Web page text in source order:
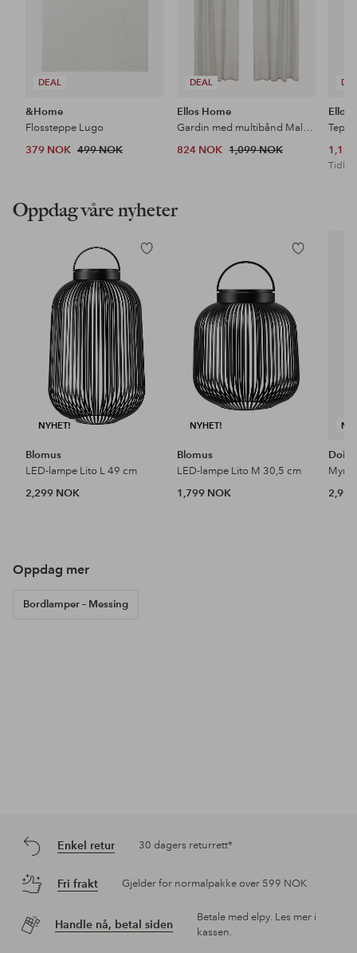
DEAL
&Home
Flossteppe Lugo
379 NOK 499 NOK
DEAL
Ellos Home
Gardin med multibånd Malva 2-pk i 100% lin
824 NOK 1,099 NOK
Ellos
Tidl.
Oppdag våre nyheter
NYHET!
Legg
Blomus
LED-lampe Lito L 49 cm
2,299 NOK
NYHET!
Legg
Blomus
LED-lampe Lito M 30,5 cm
1,799 NOK
Oppdag mer
Bordlamper – Messing
Enkel retur 30 dagers returrett*
Fri frakt Gjelder for normalpakke over 599 NOK
Handle nå, betal siden
Betale med elpy. Les mer i
kassen.